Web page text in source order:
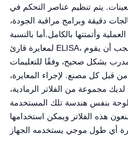
يتم تنظيم عناصر التحكم في
دقيقة وبرامج مراقبة الجودة،
وأتمتتها بالكامل. أما بالنسبة
لمعايرة قارئ ELISA، فهي عملية متخصصة يجب أن يقوم
بشكل صحيح، وفقًا للتعليمات
قبل كل مصنع. لإجراء المعايرة،
مجموعة من الفلاتر الرمادية،
لوحة بنفس هندسة تلك المستخدمة
هذه الفلاتر ويمكن استخدامها